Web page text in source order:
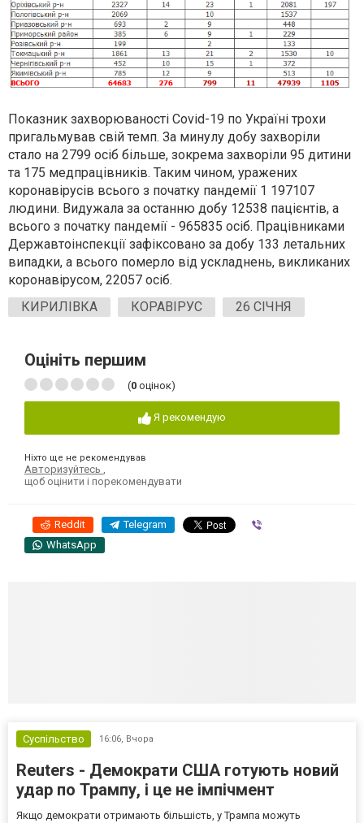
Показник захворюваності Covid-19 по Україні трохи
пригальмував свій темп. За минулу добу захворіли
стало на 2799 осіб більше, зокрема захворіли 95 дитини
та 175 медпрацівників. Таким чином, уражених
коронавірусів всього з початку пандемії 1 197107
людини. Видужала за останню добу 12538 пацієнтів, а
всього з початку пандемії - 965835 осіб. Працівниками
Державтоінспекції зафіксовано за добу 133 летальних
випадки, а всього померло від ускладнень, викликаних
коронавірусом, 22057 осіб.
КИРИЛІВКА
КОРАВІРУС 26 СІЧНЯ
Оцініть першим
(0 оцінок)
Я рекомендую
Ніхто ще не рекомендував
Авторизуйтесь
щоб оцінити і порекомендувати
Reddit Telegram
WhatsApp
Суспільство 16:06, Вчора
Reuters - Демократи США готують новий
удар по Трампу, і це не імпічмент
Якщо демократи отримають більшість, у Трампа можуть